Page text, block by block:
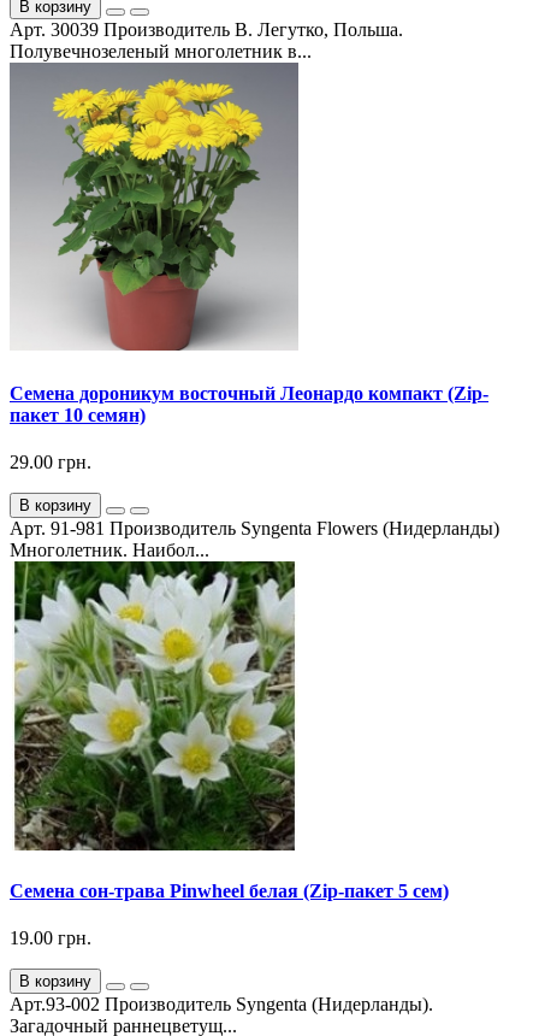
В корзину
Арт. 30039 Производитель В. Легутко, Польша.
Полувечнозеленый многолетник в...
Семена дороникум восточный Леонардо компакт (Zip-
пакет 10 семян)
29.00 грн.
В корзину
Арт. 91-981 Производитель Syngenta Flowers (Нидерланды)
Многолетник. Наибол...
Семена сон-трава Pinwheel белая (Zip-пакет 5 сем)
19.00 грн.
В корзину
Арт.93-002 Производитель Syngenta (Нидерланды).
Загадочный раннецветущ...